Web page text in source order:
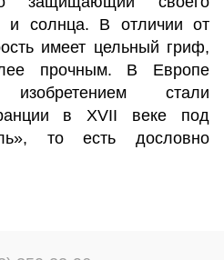
и солнца. В отличии от
имеет цельный гриф,
прочным. В Европе
стали
в XVII веке под
то есть дословно